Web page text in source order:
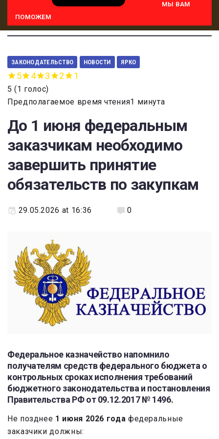
МЫ ВАМ
ПОМОЖЕМ
ЗАКОНОДАТЕЛЬСТВО НОВОСТИ ЯРКО
5 4 3 2 1
5 (1 голос)
Предполагаемое время чтения1 минута
До 1 июня федеральным
заказчикам необходимо
завершить принятие
обязательств по закупкам
29.05.2026 at 16:36 0
Федеральное казначейство напомнило
получателям средств федерального бюджета о
контрольных сроках исполнения требований
бюджетного законодательства и постановления
Правительства РФ от 09.12.2017 № 1496.
Не позднее 1 июня 2026 года федеральные
заказчики должны: